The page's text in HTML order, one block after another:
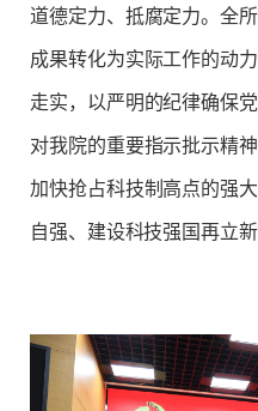
道德定力、抵腐定力。全
成果转化为实际工作的动
走实，以严明的纪律确保
对我院的重要指示批示精
加快抢占科技制高点的强
自强、建设科技强国再立新